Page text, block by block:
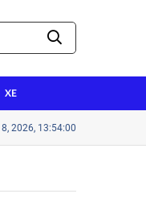
XE
thành tín cho người mới bắt
2026, 13:54:01